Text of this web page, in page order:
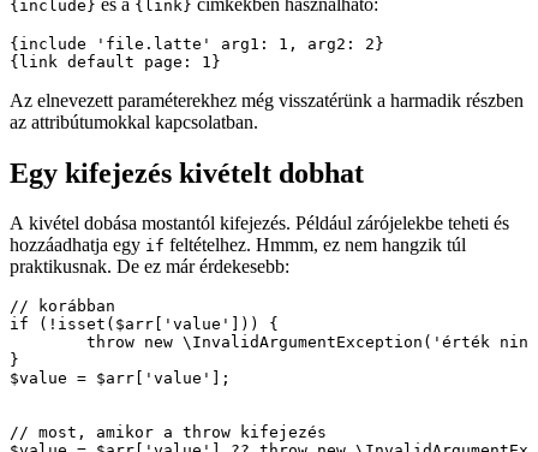
{include} {link}
{include 'file.latte' arg1: 1, arg2: 2}
Az elnevezett paraméterekhez még visszatérünk a harmadik részben
az attribútumokkal kapcsolatban.
Egy kifejezés kivételt dobhat
A kivétel dobása mostantól kifejezés. Például zárójelekbe teheti és
hozzáadhatja egy if feltételhez. Hmmm, ez nem hangzik túl
praktikusnak. De ez már érdekesebb:
// korábban
if (!isset($arr['value'])) {
}
$value = $arr['value'];
// most, amikor a throw kifejezés